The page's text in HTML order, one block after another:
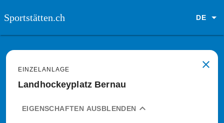
Sportstätten.ch DE
close
EINZELANLAGE
Landhockeyplatz Bernau
expand_less
EIGENSCHAFTEN AUSBLENDEN